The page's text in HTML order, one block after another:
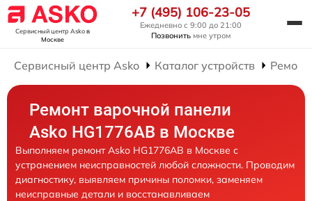
Сервисный центр Askoв
Москве
+7 (495) 106-23-05
Ежедневно с 9:00 до 21:00
Позвонить мне утром
Сервисный центр Asko Каталог устройств
Ремонт варочной панели
Asko HG1776AB в Москве
Выполняем ремонт Asko HG1776AB в Москве с
устранением неисправностей любой сложности. Проводим
диагностику, выявляем причины поломки, заменяем
неисправные детали и восстанавливаем